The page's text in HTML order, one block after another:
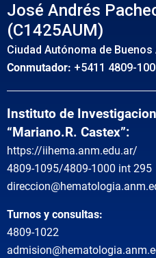
José Andrés
(C1425AUM)
Ciudad Autónoma de Buenos
Conmutador: +5411 4809-
Instituto de
“Mariano.R. Castex”:
https://iihema.anm.edu.ar/
4809-1095/4809-1000 int 295
Turnos y consultas:
4809-1022